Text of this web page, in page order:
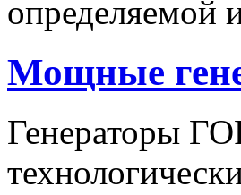
определяемой
Мощные
Генераторы